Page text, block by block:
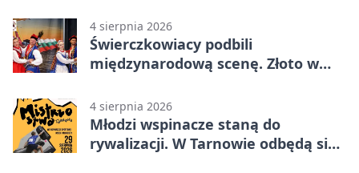
4 sierpnia 2026
Świerczkowiacy podbili
międzynarodową scenę. Złoto w
4 sierpnia 2026
Młodzi wspinacze staną do
rywalizacji. W Tarnowie odbędą się